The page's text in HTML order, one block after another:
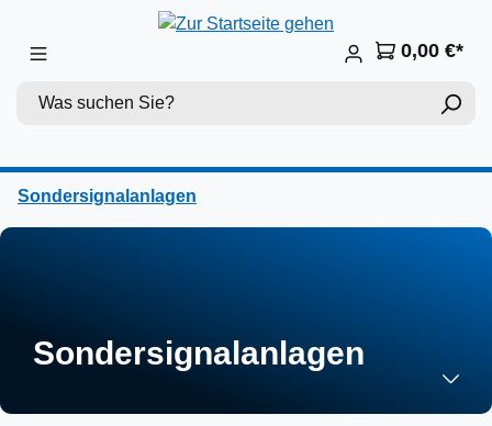
Zum Hauptinhalt springen
0,00 €*
Sondersignalanlagen
Sondersignalanlagen